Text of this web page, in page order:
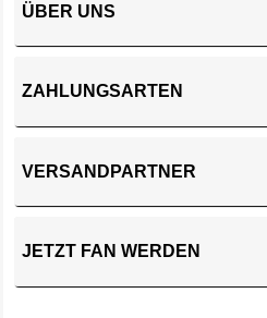
ÜBER UNS
ZAHLUNGSARTEN
VERSANDPARTNER
JETZT FAN WERDEN